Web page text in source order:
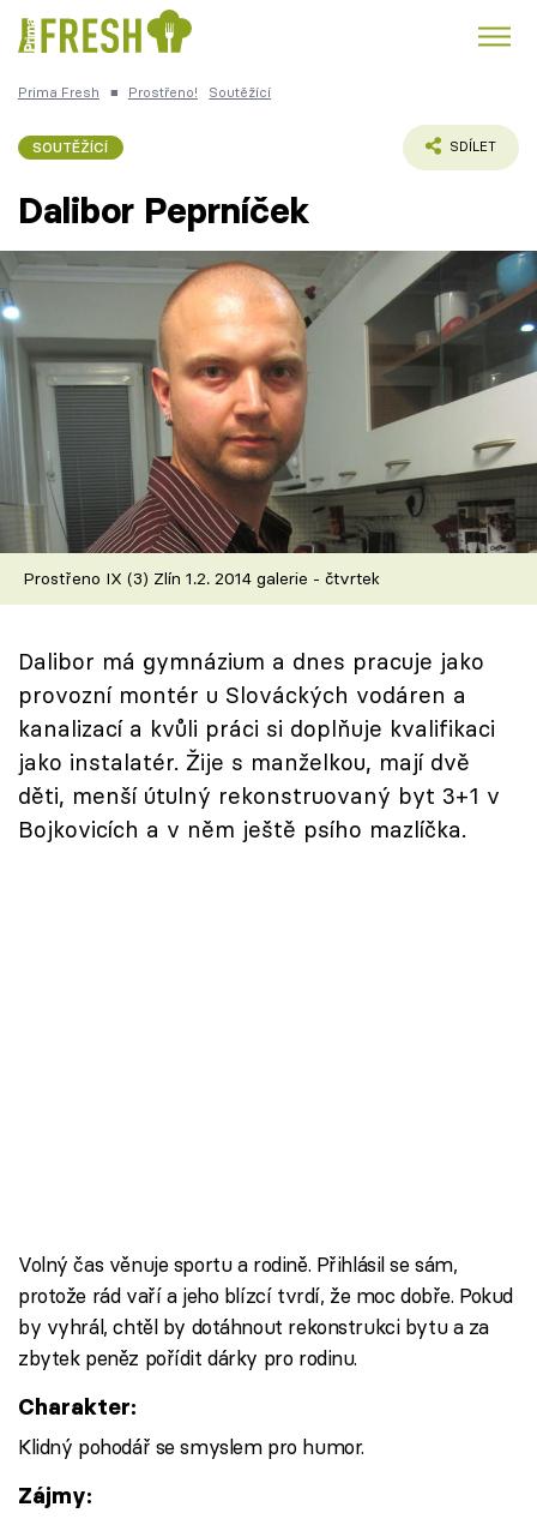
Česká kuchyně
Recepty
Články
TV Program
Škola vaření
Speciál: Cuketa
Těhotnej kuchař
Sledujte prima+
Prima Fresh ■ Prostřeno! Soutěžící
SOUTĚŽÍCÍ SDÍLET
Dalibor Peprníček
Prostřeno IX (3) Zlín 1.2. 2014 galerie - čtvrtek
Dalibor má gymnázium a dnes pracuje jako
provozní montér u Slováckých vodáren a
kanalizací a kvůli práci si doplňuje kvalifikaci
jako instalatér. Žije s manželkou, mají dvě
děti, menší útulný rekonstruovaný byt 3+1 v
Bojkovicích a v něm ještě psího mazlíčka.
Volný čas věnuje sportu a rodině. Přihlásil se sám,
protože rád vaří a jeho blízcí tvrdí, že moc dobře. Pokud
by vyhrál, chtěl by dotáhnout rekonstrukci bytu a za
zbytek peněz pořídit dárky pro rodinu.
Charakter:
Klidný pohodář se smyslem pro humor.
Zájmy: